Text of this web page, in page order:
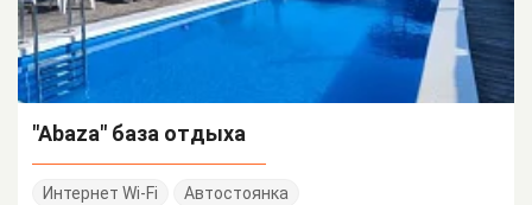
"Abaza" база отдыха
Интернет Wi-Fi
Автостоянка